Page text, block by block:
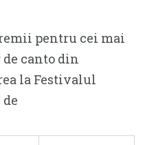
pentru cei mai
canto din
la Festivalul